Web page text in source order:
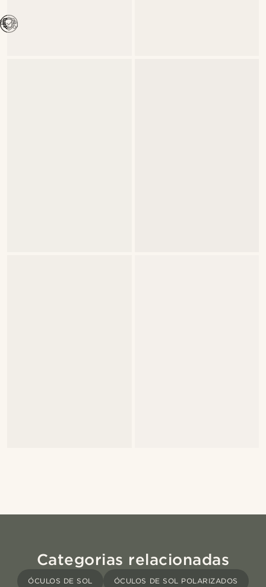
Categorias relacionadas
ÓCULOS DE SOL ÓCULOS DE SOL POLARIZADOS